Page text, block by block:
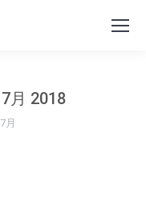
7月 2018
7月